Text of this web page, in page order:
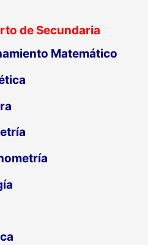
de Secundaria
Matemático